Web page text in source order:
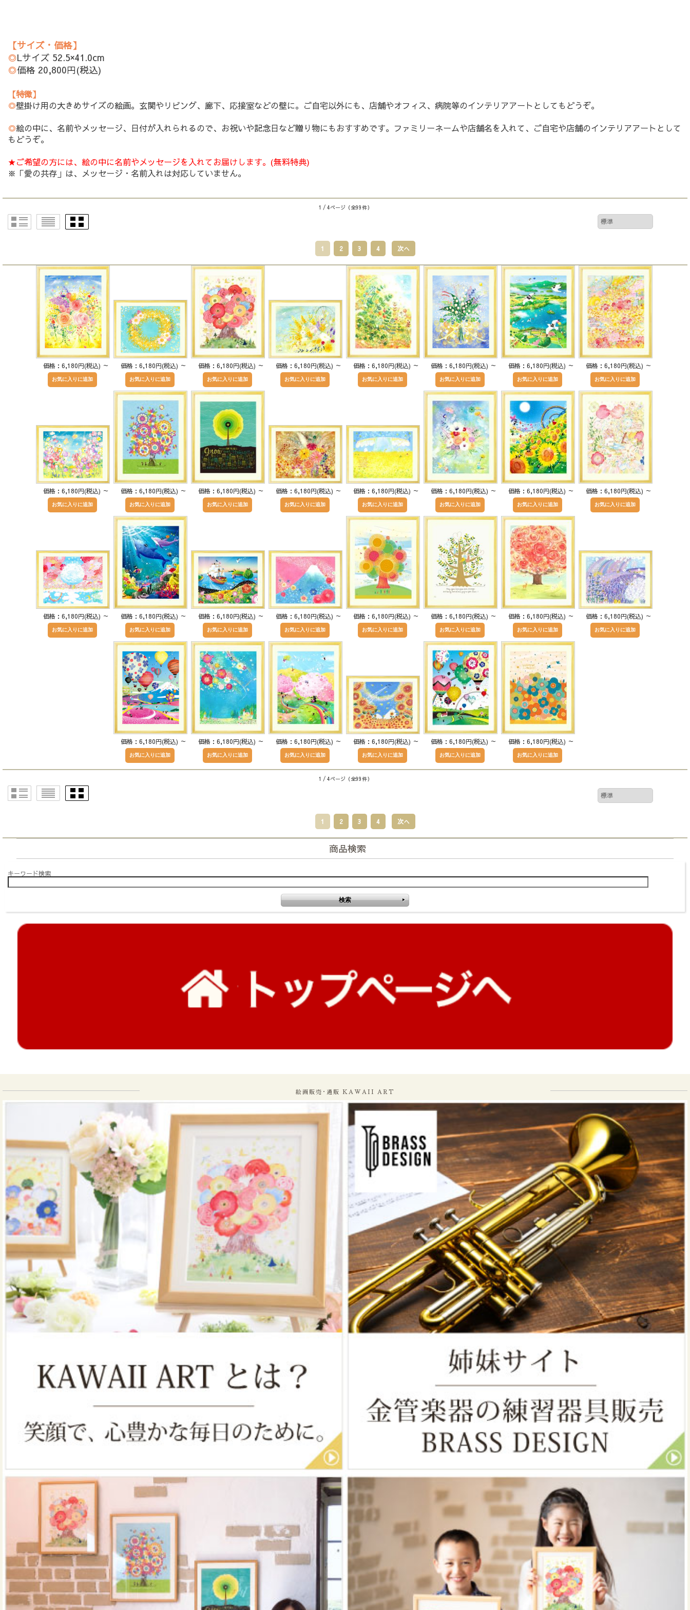
【サイズ・価格】
◎Lサイズ 52.5×41.0cm
◎価格 20,800円(税込)
【特徴】
◎壁掛け用の大きめサイズの絵画。玄関やリビング、廊下、応接室などの壁に。ご自宅以外にも、店舗やオフィス、病院等のインテリアアートとしてもどうぞ。
◎絵の中に、名前やメッセージ、日付が入れられるので、お祝いや記念日など贈り物にもおすすめです。ファミリーネームや店舗名を入れて、ご自宅や店舗のインテリアアートとして
もどうぞ。
★ご希望の方には、絵の中に名前やメッセージを入れてお届けします。(無料特典)
※「愛の共存」は、メッセージ・名前入れは対応していません。
1 / 4ページ （全99件）
1 2 3 4 次へ
価格：6,180円(税込) ～ 価格：6,180円(税込) ～ 価格：6,180円(税込) ～ 価格：6,180円(税込) ～ 価格：6,180円(税込) ～ 価格：6,180円(税込) ～ 価格：6,180円(税込) ～ 価格：6,180円(税込) ～
価格：6,180円(税込) ～ 価格：6,180円(税込) ～ 価格：6,180円(税込) ～ 価格：6,180円(税込) ～ 価格：6,180円(税込) ～ 価格：6,180円(税込) ～ 価格：6,180円(税込) ～ 価格：6,180円(税込) ～
価格：6,180円(税込) ～ 価格：6,180円(税込) ～ 価格：6,180円(税込) ～ 価格：6,180円(税込) ～ 価格：6,180円(税込) ～ 価格：6,180円(税込) ～ 価格：6,180円(税込) ～ 価格：6,180円(税込) ～
価格：6,180円(税込) ～ 価格：6,180円(税込) ～ 価格：6,180円(税込) ～ 価格：6,180円(税込) ～ 価格：6,180円(税込) ～ 価格：6,180円(税込) ～
1 / 4ページ （全99件）
1 2 3 4 次へ
商品検索
キーワード検索
絵画販売･通販 KAWAII ART